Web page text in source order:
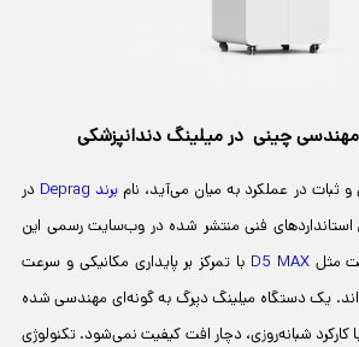
در عملکرد به میان می‌آید، نام برند Deprag
در
فنی منتشر شده در وب‌سایت رسمی این
مثلD5 MAX با تمرکز بر پایداری مکانیکی و سرعت
یک دستگاه میلینگ دپرگ به گونه‌ای مهندسی شده
شبانه‌روزی، دچار افت کیفیت نمی‌شود. تکنولوژی